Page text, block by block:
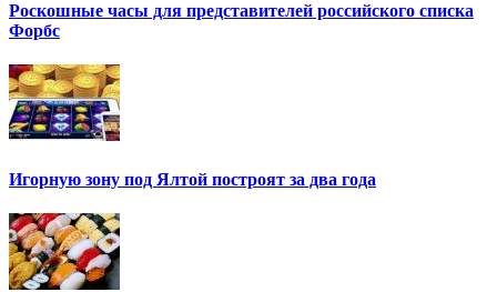
Роскошные часы для представителей российского списка
Форбс
Игорную зону под Ялтой построят за два года